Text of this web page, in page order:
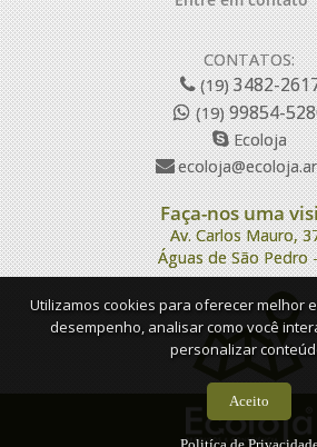
CONTATOS:
(19)3482-
(19)99854-
Ecoloja
Faça-nos uma
Av. Carlos Mauro,
Águas de São Pedro
Utilizamos cookies para oferecer melhor
desempenho, analisar como você
personalizar
Aceito